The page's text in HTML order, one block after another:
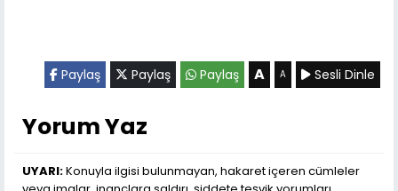
Paylaş Paylaş Paylaş A A Sesli Dinle
Yorum Yaz
UYARI:Konuyla ilgisi bulunmayan, hakaret içeren cümleler